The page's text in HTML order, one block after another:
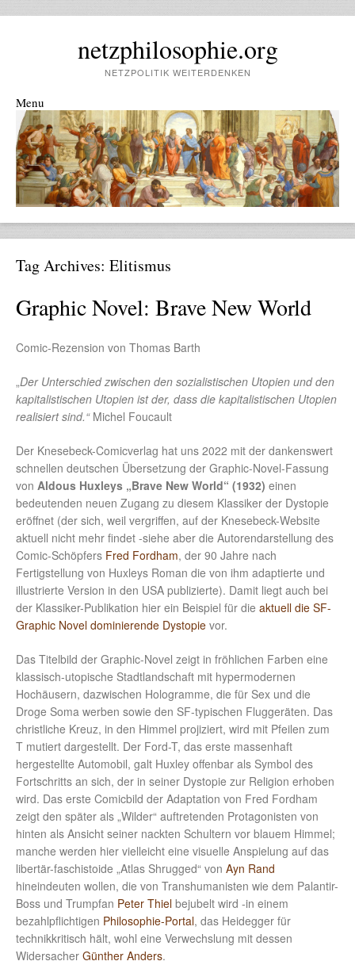
netzphilosophie.org
NETZPOLITIK WEITERDENKEN
Menu
Skip to content
Tag Archives: Elitismus
Graphic Novel: Brave New World
Comic-Rezension von Thomas Barth
„Der Unterschied zwischen den sozialistischen Utopien und den
kapitalistischen Utopien ist der, dass die kapitalistischen Utopien
realisiert sind.“Michel Foucault
Der Knesebeck-Comicverlag hat uns 2022 mit der dankenswert
schnellen deutschen Übersetzung der Graphic-Novel-Fassung
von Aldous Huxleys „Brave New World“ (1932) einen
bedeutenden neuen Zugang zu diesem Klassiker der Dystopie
eröffnet (der sich, weil vergriffen, auf der Knesebeck-Website
aktuell nicht mehr findet -siehe aber die Autorendarstellung des
Comic-Schöpfers Fred Fordham, der 90 Jahre nach
Fertigstellung von Huxleys Roman die von ihm adaptierte und
illustrierte Version in den USA publizierte). Damit liegt auch bei
der Klassiker-Publikation hier ein Beispiel für die aktuell die SF-
Graphic Novel dominierende Dystopie vor.
Das Titelbild der Graphic-Novel zeigt in fröhlichen Farben eine
klassisch-utopische Stadtlandschaft mit hypermodernen
Hochäusern, dazwischen Hologramme, die für Sex und die
Droge Soma werben sowie den SF-typischen Fluggeräten. Das
christliche Kreuz, in den Himmel projiziert, wird mit Pfeilen zum
T mutiert dargestellt. Der Ford-T, das erste massenhaft
hergestellte Automobil, galt Huxley offenbar als Symbol des
Fortschritts an sich, der in seiner Dystopie zur Religion erhoben
wird. Das erste Comicbild der Adaptation von Fred Fordham
zeigt den später als „Wilder“ auftretenden Protagonisten von
hinten als Ansicht seiner nackten Schultern vor blauem Himmel;
manche werden hier vielleicht eine visuelle Anspielung auf das
libertär-faschistoide „Atlas Shrugged“ von Ayn Rand
hineindeuten wollen, die von Transhumanisten wie dem Palantir-
Boss und Trumpfan Peter Thiel bejubelt wird -in einem
bezahlpflichtigen Philosophie-Portal, das Heidegger für
technikkritisch hält, wohl eine Verwechslung mit dessen
Widersacher Günther Anders.